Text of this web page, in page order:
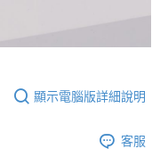
顯示電腦版詳細說明
客服